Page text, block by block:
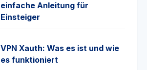
einfache Anleitung für
Einsteiger
VPN Xauth: Was es ist und wie
es funktioniert